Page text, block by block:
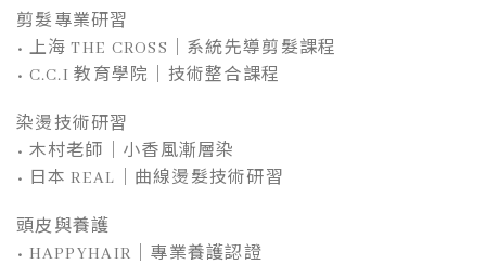
剪髮專業研習
• 上海 THE CROSS｜系統先導剪髮課程
• C.C.I 教育學院｜技術整合課程
染燙技術研習
• 木村老師｜小香風漸層染
• 日本 REAL｜曲線燙髮技術研習
頭皮與養護
• HAPPYHAIR｜專業養護認證